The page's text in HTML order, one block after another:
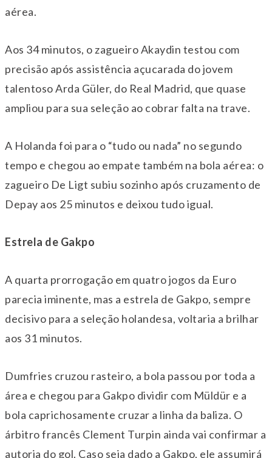
aérea.
Aos 34 minutos, o zagueiro Akaydin testou com
precisão após assistência açucarada do jovem
talentoso Arda Güler, do Real Madrid, que quase
ampliou para sua seleção ao cobrar falta na trave.
A Holanda foi para o “tudo ou nada” no segundo
tempo e chegou ao empate também na bola aérea: o
zagueiro De Ligt subiu sozinho após cruzamento de
Depay aos 25 minutos e deixou tudo igual.
Estrela de Gakpo
A quarta prorrogação em quatro jogos da Euro
parecia iminente, mas a estrela de Gakpo, sempre
decisivo para a seleção holandesa, voltaria a brilhar
aos 31 minutos.
Dumfries cruzou rasteiro, a bola passou por toda a
área e chegou para Gakpo dividir com Müldür e a
bola caprichosamente cruzar a linha da baliza. O
árbitro francês Clement Turpin ainda vai confirmar a
autoria do gol. Caso seja dado a Gakpo, ele assumirá